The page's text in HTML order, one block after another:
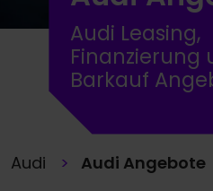
Audi Leasing,
Finanzierung
Barkauf
Audi Audi Angebote